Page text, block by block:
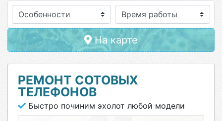
Особенности
На карте
РЕМОНТ СОТОВЫХ
ТЕЛЕФОНОВ
Быстро починим эхолот любой модели